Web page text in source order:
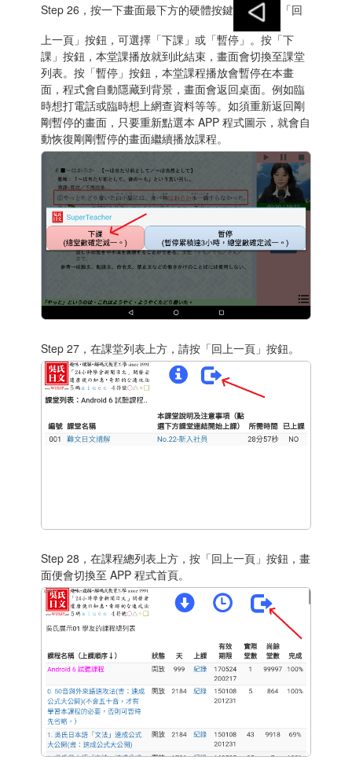
Step 26，按一下畫面最下方的硬體按鍵
「回
上一頁」按鈕，可選擇「下課」或「暫停」。按「下
課」按鈕，本堂課播放就到此結束，畫面會切換至課堂
列表。按「暫停」按鈕，本堂課程播放會暫停在本畫
面，程式會自動隱藏到背景，畫面會返回桌面。例如臨
時想打電話或臨時想上網查資料等等。如須重新返回剛
剛暫停的畫面，只要重新點選本 APP 程式圖示，就會自
動恢復剛剛暫停的畫面繼續播放課程。
Step 27，在課堂列表上方，請按「回上一頁」按鈕。
Step 28，在課程總列表上方，按「回上一頁」按鈕，畫
面便會切換至 APP 程式首頁。